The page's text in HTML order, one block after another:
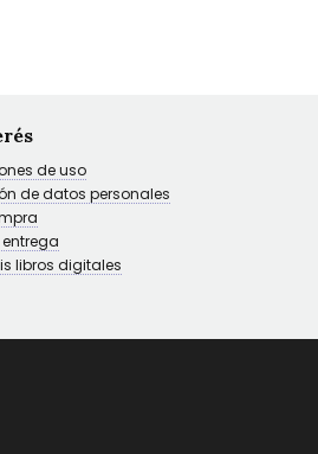
de uso
de datos personales
libros digitales